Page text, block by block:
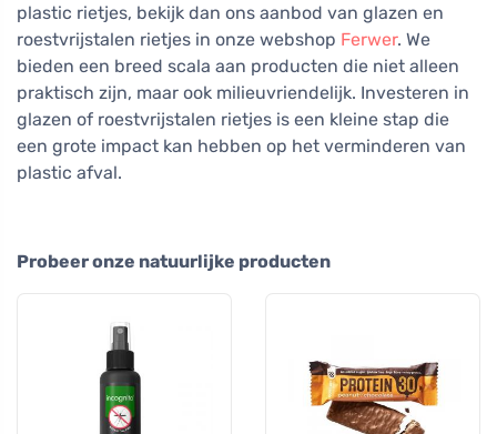
plastic rietjes, bekijk dan ons aanbod van glazen en
roestvrijstalen rietjes in onze webshop Ferwer. We
bieden een breed scala aan producten die niet alleen
praktisch zijn, maar ook milieuvriendelijk. Investeren in
glazen of roestvrijstalen rietjes is een kleine stap die
een grote impact kan hebben op het verminderen van
plastic afval.
Probeer onze natuurlijke producten